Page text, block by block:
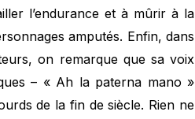
l’endurance et à mûrir à la
amputés. Enfin, dans
on remarque que sa voix
– « Ah la paterna mano »
de la fin de siècle. Rien ne